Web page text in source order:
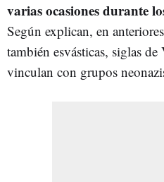
varias ocasiones durante
Según explican, en
también esvásticas, siglas
vinculan con grupos